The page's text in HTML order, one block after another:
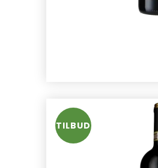
TILBUD